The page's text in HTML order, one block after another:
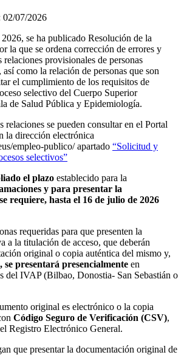
02/07/2026
se ha publicado Resolución de la
la que se ordena corrección de errores y
provisionales de personas
como la relación de personas que son
el cumplimiento de los requisitos de
selectivo del Cuerpo Superior
de Salud Pública y Epidemiología.
relaciones se pueden consultar en el Portal
la dirección electrónica
empleo-publico/ apartado “Solicitud y
selectivos”
el plazo establecido para la
y para presentar la
requiere, hasta el 16 de julio de 2026
requeridas para que presenten la
a la titulación de acceso, que deberán
original o copia auténtica del mismo y,
se presentará presencialmente en
del IVAP (Bilbao, Donostia- San Sebastián o
original es electrónico o la copia
Código Seguro de Verificación (CSV),
Registro Electrónico General.
que presentar la documentación original de